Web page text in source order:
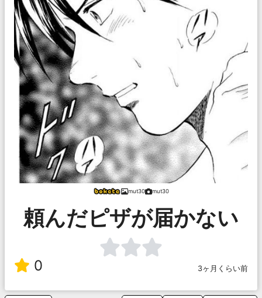
mut30 mut30
頼んだピザが届かない
0 3ヶ月くらい前